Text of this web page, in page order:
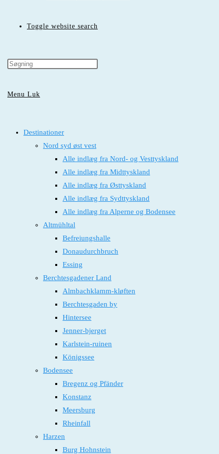
Toggle website search
Menu Luk
Destinationer
Nord syd øst vest
Alle indlæg fra Nord- og Vesttyskland
Alle indlæg fra Midttyskland
Alle indlæg fra Østtyskland
Alle indlæg fra Sydttyskland
Alle indlæg fra Alperne og Bodensee
Altmühltal
Befreiungshalle
Donaudurchbruch
Essing
Berchtesgadener Land
Almbachklamm-kløften
Berchtesgaden by
Hintersee
Jenner-bjerget
Karlstein-ruinen
Königssee
Bodensee
Bregenz og Pfänder
Konstanz
Meersburg
Rheinfall
Harzen
Burg Hohnstein